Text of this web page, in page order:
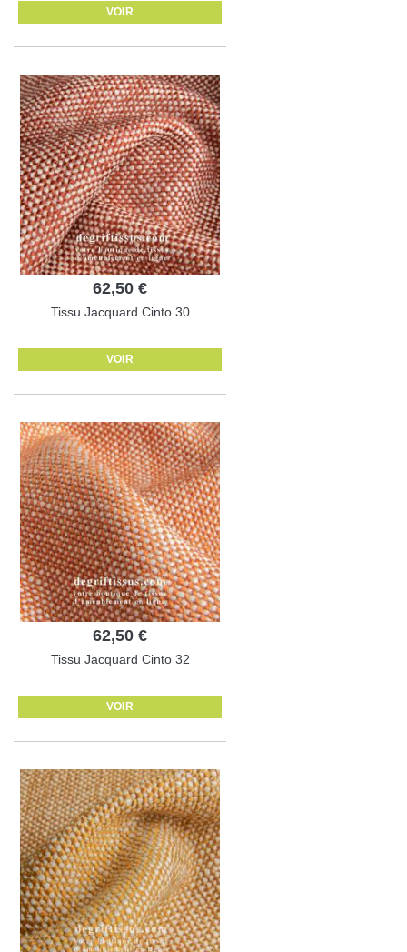
VOIR
62,50 €
Tissu Jacquard Cinto 30
VOIR
62,50 €
Tissu Jacquard Cinto 32
VOIR